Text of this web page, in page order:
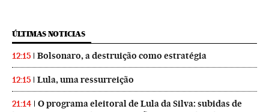
ÚLTIMAS NOTICIAS
12:15 Bolsonaro, a destruição como estratégia
12:15 Lula, uma ressurreição
21:14
O programa eleitoral de Lula da Silva: subidas de